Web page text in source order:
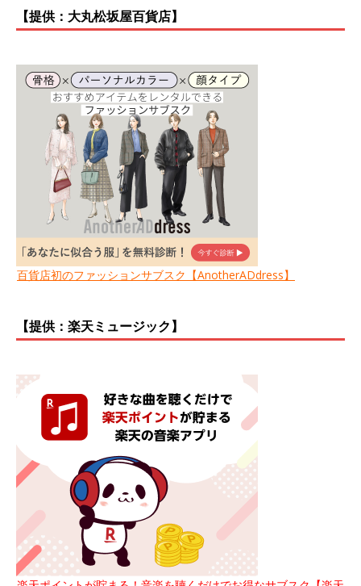
【提供：大丸松坂屋百貨店】
百貨店初のファッションサブスク【AnotherADdress】
【提供：楽天ミュージック】